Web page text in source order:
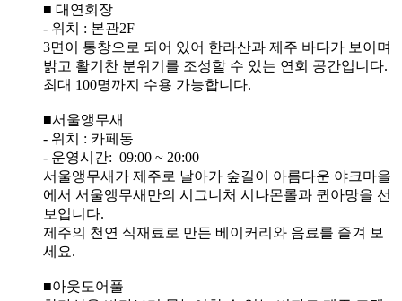
■ 대연회장
- 위치 : 본관2F
3면이 통창으로 되어 있어 한라산과 제주 바다가 보이며
밝고 활기찬 분위기를 조성할 수 있는 연회 공간입니다.
최대 100명까지 수용 가능합니다.
■서울앵무새
- 위치 : 카페동
- 운영시간: 09:00 ~ 20:00
서울앵무새가 제주로 날아가 숲길이 아름다운 야크마을
에서 서울앵무새만의 시그니처 시나몬롤과 퀸아망을 선
보입니다.
제주의 천연 식재료로 만든 베이커리와 음료를 즐겨 보
세요.
■아웃도어풀